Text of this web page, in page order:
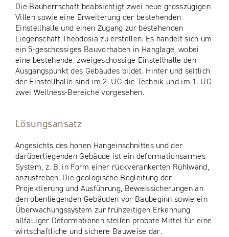
Die Bauherrschaft beabsichtigt zwei neue grosszügigen
Villen sowie eine Erweiterung der bestehenden
Einstellhalle und einen Zugang zur bestehenden
Liegenschaft Theodosia zu erstellen. Es handelt sich um
ein 5-geschossiges Bauvorhaben in Hanglage, wobei
eine bestehende, zweigeschossige Einstellhalle den
Ausgangspunkt des Gebäudes bildet. Hinter und seitlich
der Einstellhalle sind im 2. UG die Technik und im 1. UG
zwei Wellness-Bereiche vorgesehen.
Lösungsansatz
Angesichts des hohen Hangeinschnittes und der
darüberliegenden Gebäude ist ein deformationsarmes
System, z. B. in Form einer rückverankerten Rühlwand,
anzustreben. Die geologische Begleitung der
Projektierung und Ausführung, Beweissicherungen an
den obenliegenden Gebäuden vor Baubeginn sowie ein
Überwachungssystem zur frühzeitigen Erkennung
allfälliger Deformationen stellen probate Mittel für eine
wirtschaftliche und sichere Bauweise dar.